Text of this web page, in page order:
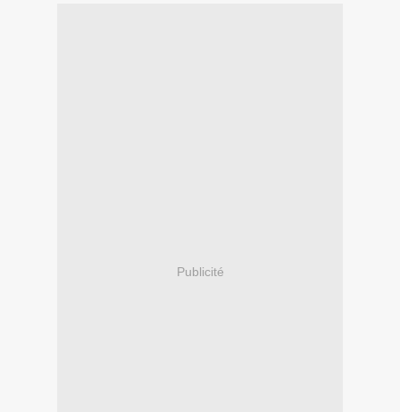
Publicité